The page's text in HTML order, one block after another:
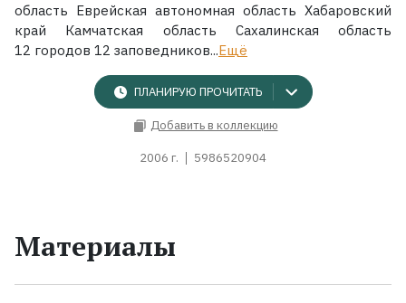
область Еврейская автономная область Хабаровский
край Камчатская область Сахалинская область
12 городов 12 заповедников...Ещё
ПЛАНИРУЮ ПРОЧИТАТЬ
Добавить в коллекцию
2006 г. 5986520904
Материалы